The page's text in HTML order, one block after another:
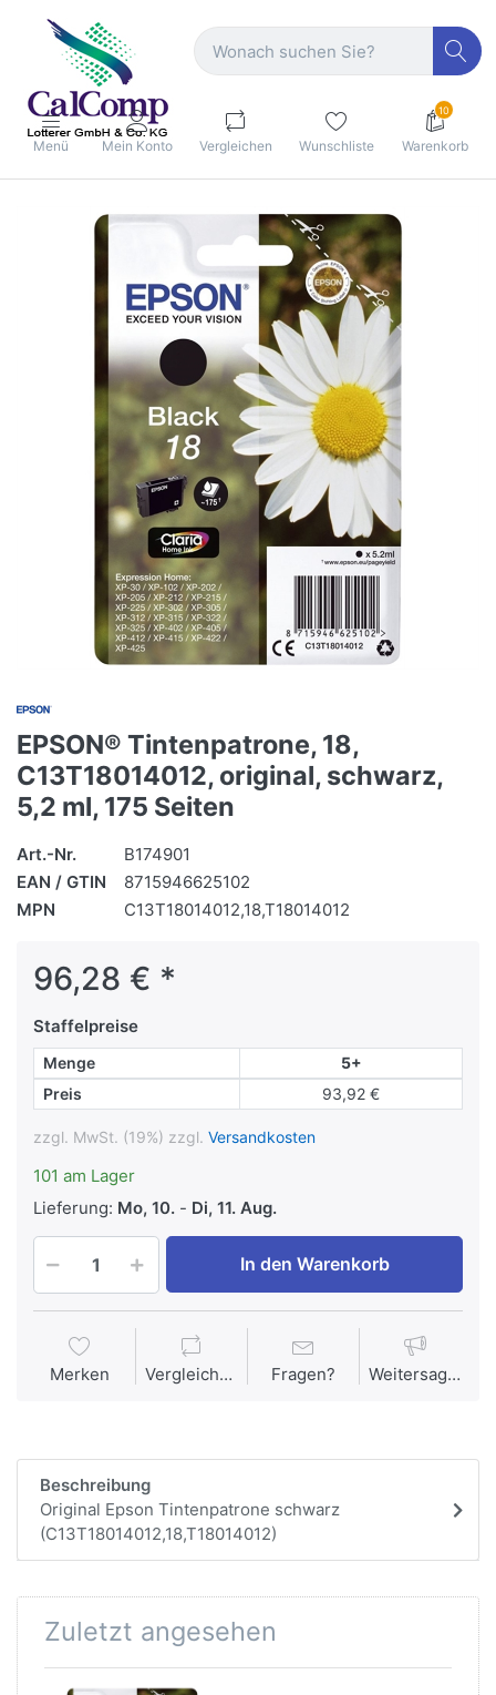
Menü Mein Konto Vergleichen Wunschliste
10
Warenkorb
EPSON® Tintenpatrone, 18,
C13T18014012, original, schwarz,
5,2 ml, 175 Seiten
Art.-Nr.
B174901
EAN / GTIN
8715946625102
MPN
C13T18014012,18,T18014012
96,28 € *
Staffelpreise
Menge
5+
Preis
93,92 €
zzgl. MwSt. (19%) zzgl. Versandkosten
101 am Lager
Lieferung: Mo, 10. - Di, 11. Aug.
In den Warenkorb
Merken Vergleichen Fragen? Weitersagen
Beschreibung
Original Epson Tintenpatrone schwarz
(C13T18014012,18,T18014012)
Zuletzt angesehen